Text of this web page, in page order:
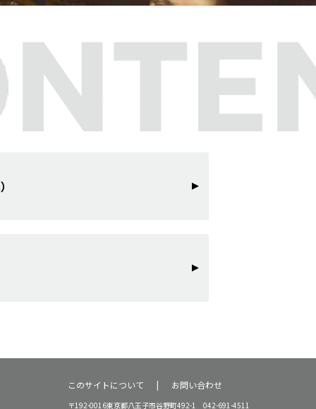
このサイトについて お問い合わせ
〒192-0016東京都八王子市谷野町492-1 042-691-4511